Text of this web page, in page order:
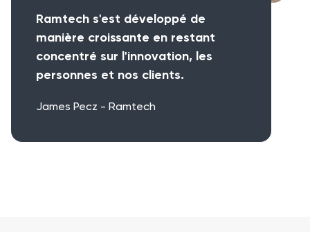
Ramtech s'est développé de
manière croissante en restant
concentré sur l'innovation, les
personnes et nos clients.
James Pecz - Ramtech